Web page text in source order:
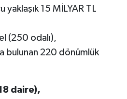
15 MİLYAR TL
(250 odalı),
bulunan 220 dönümlük
daire),